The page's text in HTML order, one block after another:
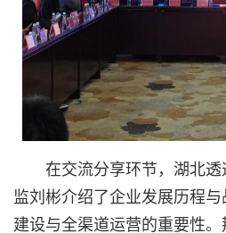
在交流分享环节，湖北
监刘彬介绍了企业发展历程
建设与全渠道运营的重要性